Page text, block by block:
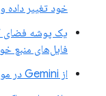
خود تغییر داده
یک پوشه فضای
فایل‌های منبع
از Gemini در مورد بینش‌های عملکرد بپرسید